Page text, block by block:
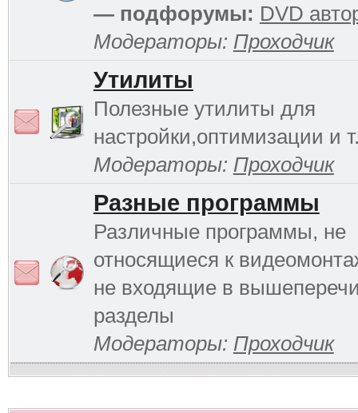
— подфорумы: DVD
Модераторы: Проходчик
Утилиты
Полезные утилиты для
настройки,оптимизации и
Модераторы: Проходчик
Разные программы
Различные программы, не
относящиеся к
не входящие в
разделы
Модераторы: Проходчик